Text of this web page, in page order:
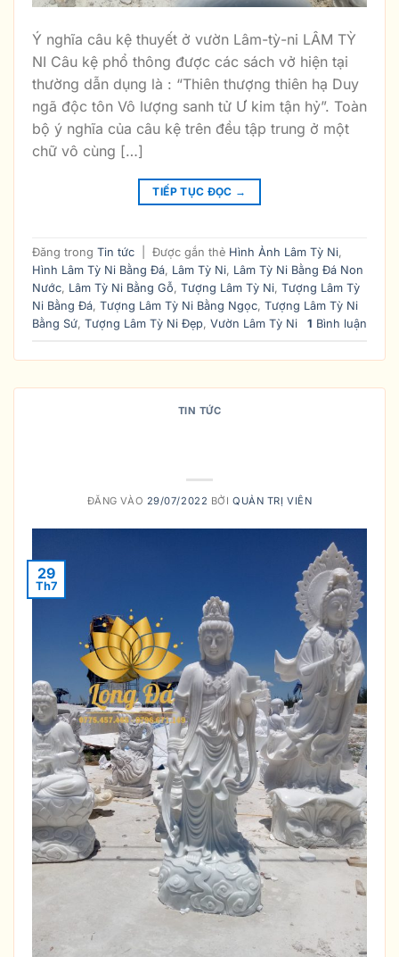
Ý nghĩa câu kệ thuyết ở vườn Lâm-tỳ-ni LÂM TỲ
NI Câu kệ phổ thông được các sách vở hiện tại
thường dẫn dụng là : “Thiên thượng thiên hạ Duy
ngã độc tôn Vô lượng sanh tử Ư kim tận hỷ”. Toàn
bộ ý nghĩa của câu kệ trên đều tập trung ở một
chữ vô cùng […]
TIẾP TỤC ĐỌC →
Đăng trong Tin tức Được gắn thẻ Hình Ảnh Lâm Tỳ Ni,
Hình Lâm Tỳ Ni Bằng Đá, Lâm Tỳ Ni, Lâm Tỳ Ni Bằng Đá Non
Nước, Lâm Tỳ Ni Bằng Gỗ, Tượng Lâm Tỳ Ni, Tượng Lâm Tỳ
Ni Bằng Đá, Tượng Lâm Tỳ Ni Bằng Ngọc, Tượng Lâm Tỳ Ni
Bằng Sứ, Tượng Lâm Tỳ Ni Đẹp, Vườn Lâm Tỳ Ni 1 Bình luận
TIN TỨC
ĐĂNG VÀO 29/07/2022 BỞIQUẢN TRỊ VIÊN
29
Th7